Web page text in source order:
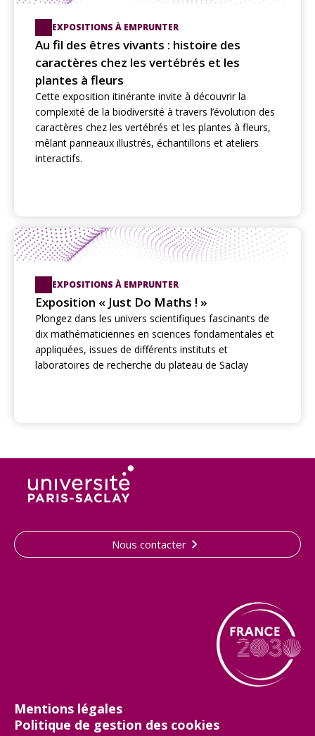
EXPOSITIONS À EMPRUNTER
Au fil des êtres vivants : histoire des
caractères chez les vertébrés et les
plantes à fleurs
Cette exposition itinérante invite à découvrir la
complexité de la biodiversité à travers l’évolution des
caractères chez les vertébrés et les plantes à fleurs,
mêlant panneaux illustrés, échantillons et ateliers
interactifs.
EXPOSITIONS À EMPRUNTER
Exposition « Just Do Maths ! »
Plongez dans les univers scientifiques fascinants de
dix mathématiciennes en sciences fondamentales et
appliquées, issues de différents instituts et
laboratoires de recherche du plateau de Saclay
Nous contacter
Mentions légales
Politique de gestion des cookies